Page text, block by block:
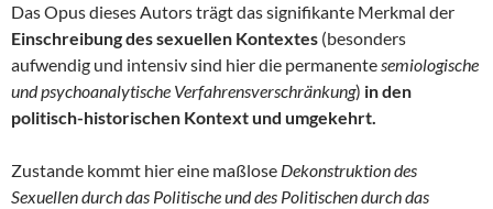
Das Opus dieses Autors trägt das signifikante Merkmal der
Einschreibung des sexuellen Kontextes (besonders
aufwendig und intensiv sind hier die permanentesemiologische
und psychoanalytische Verfahrensverschränkung) in den
politisch-historischen Kontext und umgekehrt.
Zustande kommt hier eine maßlose Dekonstruktion des
Sexuellen durch das Politische und des Politischen durch das